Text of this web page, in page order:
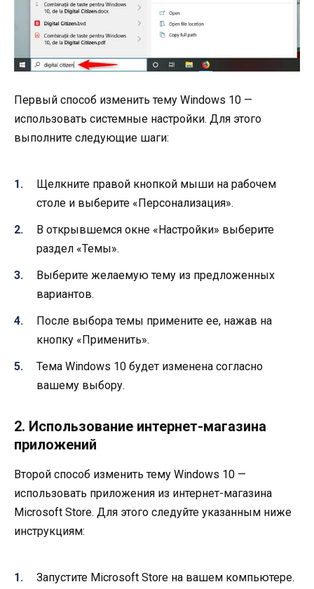
Первый способ изменить тему Windows 10 —
использовать системные настройки. Для этого
выполните следующие шаги:
Щелкните правой кнопкой мыши на рабочем
столе и выберите «Персонализация».
В открывшемся окне «Настройки» выберите
раздел «Темы».
Выберите желаемую тему из предложенных
вариантов.
После выбора темы примените ее, нажав на
кнопку «Применить».
Тема Windows 10 будет изменена согласно
вашему выбору.
2. Использование интернет-магазина
приложений
Второй способ изменить тему Windows 10 —
использовать приложения из интернет-магазина
Microsoft Store. Для этого следуйте указанным ниже
инструкциям:
Запустите Microsoft Store на вашем компьютере.